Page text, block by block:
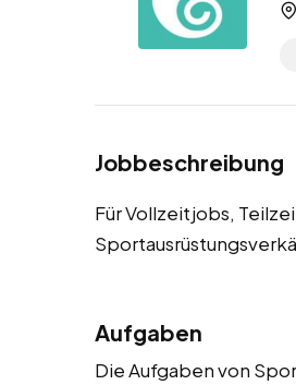
Jobbeschreibung
Für Vollzeitjobs,
Aufgaben
Die Aufgaben von